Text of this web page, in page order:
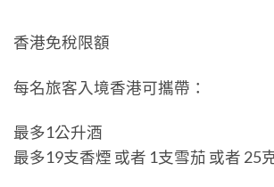
香港免稅限額
每名旅客入境香港可攜帶：
最多1公升酒
最多19支香煙 或者 1支雪茄 或者 25